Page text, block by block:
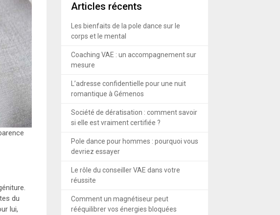
du
lui,
Articles récents
Les bienfaits de la pole dance sur le
corps et le mental
Coaching VAE : un accompagnement sur
mesure
L’adresse confidentielle pour une nuit
romantique à Gémenos
Société de dératisation : comment savoir
si elle est vraiment certifiée ?
Pole dance pour hommes : pourquoi vous
devriez essayer
Le rôle du conseiller VAE dans votre
réussite
Comment un magnétiseur peut
rééquilibrer vos énergies bloquées